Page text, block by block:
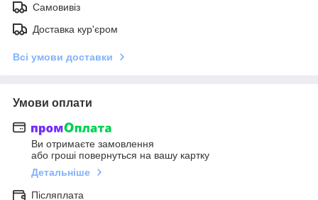
Самовивіз
Доставка кур'єром
Всі умови доставки
Умови оплати
Ви отримаєте замовлення
або гроші повернуться на вашу картку
Детальніше
Післяплата